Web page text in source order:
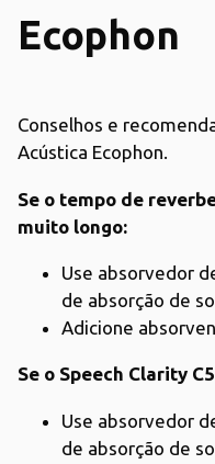
Ecophon
Conselhos e
Acústica Ecophon.
Se o tempo de
muito longo:
Use absorvedor
de absorção de
Adicione
Se o Speech Clarity
Use absorvedor
de absorção de